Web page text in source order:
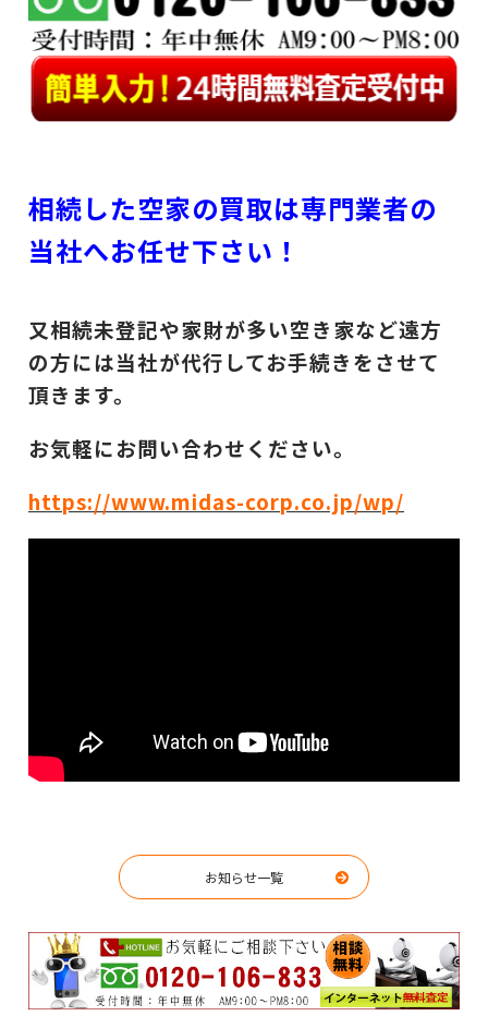
相続した空家の買取は専門業者の
当社へお任せ下さい！
又相続未登記や家財が多い空き家など遠方
の方には当社が代行してお手続きをさせて
頂きます。
お気軽にお問い合わせください。
https://www.midas-corp.co.jp/wp/
お知らせ一覧